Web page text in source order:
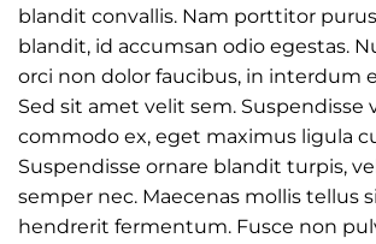
blandit convallis. Nam porttitor
blandit, id accumsan odio egestas.
orci non dolor faucibus, in interdum
Sed sit amet velit sem. Suspendisse
commodo ex, eget maximus ligula
Suspendisse ornare blandit turpis,
semper nec. Maecenas mollis tellus
hendrerit fermentum. Fusce non